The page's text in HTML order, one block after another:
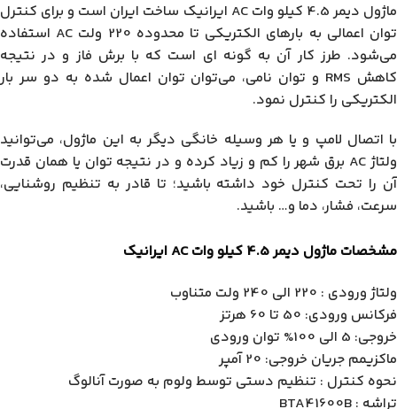
ماژول دیمر 4.5 کیلو وات AC ایرانیک ساخت ایران است و برای کنترل
توان اعمالی به بارهای الکتریکی تا محدوده 220 ولت AC استفاده
می‌شود. طرز کار آن به گونه ای است که با برش فاز و در نتیجه
کاهش RMS و توان نامی، می‌توان توان اعمال شده به دو سر بار
الکتریکی را کنترل نمود.
با اتصال لامپ و یا هر وسیله خانگی دیگر به این ماژول، می‌توانید
ولتاژ AC برق شهر را کم و زیاد کرده و در نتیجه توان یا همان قدرت
آن را تحت کنترل خود داشته باشید؛ تا قادر به تنظیم روشنایی،
سرعت، فشار، دما و… باشید.
مشخصات ماژول دیمر 4.5 کیلو وات AC ایرانیک
ولتاژ ورودی : 220 الی 240 ولت متناوب
فرکانس ورودی: 50 تا 60 هرتز
خروجی: 5 الی 100% توان ورودی
ماکزیمم جریان خروجی: 20 آمپر
نحوه کنترل : تنظیم دستی توسط ولوم به صورت آنالوگ
تراشه : BTA41600B